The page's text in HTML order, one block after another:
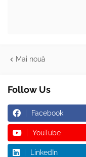
Mai nouă
Follow Us
Facebook
YouTube
LinkedIn